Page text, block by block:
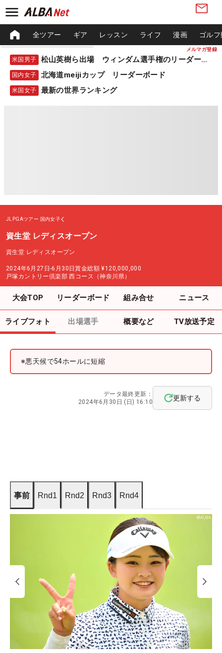
メルマガ登録
全ツアー ギア レッスン ライフ 漫画 ゴル
米国男子 松山英樹ら出場 ウィンダム選手権のリーダーボード
国内女子 北海道meijiカップ リーダーボード
米国女子 最新の世界ランキング
JLPGAツアー 国内女子
資生堂 レディスオープン
資生堂 レディスオープン
2024年6月27日-6月30日賞金総額 ¥120,000,000
戸塚カントリー倶楽部 西コース（神奈川県）
大会TOP リーダーボード 組み合せ ニュース
ライブフォト 出場選手 概要など TV放送予定
※悪天候で54ホールに短縮
データ最終更新：
2024年6月30日 (日) 16:10
更新する
事前 Rnd1 Rnd2 Rnd3 Rnd4